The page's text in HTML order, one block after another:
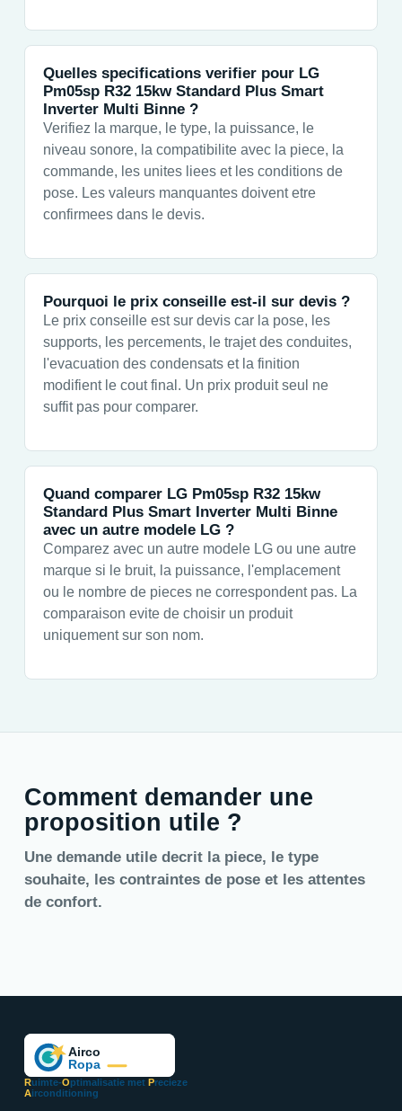
Quelles specifications verifier pour LG
Pm05sp R32 15kw Standard Plus Smart
Inverter Multi Binne ?
Verifiez la marque, le type, la puissance, le
niveau sonore, la compatibilite avec la piece, la
commande, les unites liees et les conditions de
pose. Les valeurs manquantes doivent etre
confirmees dans le devis.
Pourquoi le prix conseille est-il sur devis ?
Le prix conseille est sur devis car la pose, les
supports, les percements, le trajet des conduites,
l'evacuation des condensats et la finition
modifient le cout final. Un prix produit seul ne
suffit pas pour comparer.
Quand comparer LG Pm05sp R32 15kw
Standard Plus Smart Inverter Multi Binne
avec un autre modele LG ?
Comparez avec un autre modele LG ou une autre
marque si le bruit, la puissance, l'emplacement
ou le nombre de pieces ne correspondent pas. La
comparaison evite de choisir un produit
uniquement sur son nom.
Comment demander une
proposition utile ?
Une demande utile decrit la piece, le type
souhaite, les contraintes de pose et les attentes
de confort.
Ruimte-Optimalisatie met Precieze
Airconditioning